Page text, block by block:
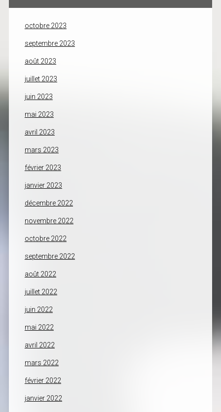
octobre 2023
septembre 2023
août 2023
juillet 2023
juin 2023
mai 2023
avril 2023
mars 2023
février 2023
janvier 2023
décembre 2022
novembre 2022
octobre 2022
septembre 2022
août 2022
juillet 2022
juin 2022
mai 2022
avril 2022
mars 2022
février 2022
janvier 2022